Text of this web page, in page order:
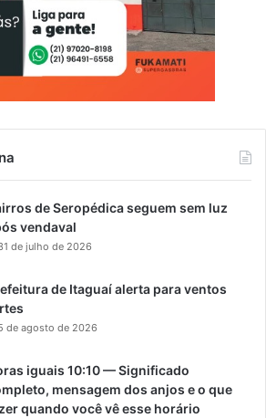
de Seropédica seguem sem luz
vendaval
de julho de 2026
de Itaguaí alerta para ventos
de agosto de 2026
iguais 10:10 — Significado
mensagem dos anjos e o que
quando você vê esse horário